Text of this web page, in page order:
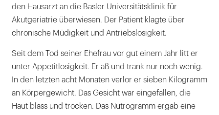
den Hausarzt an die Basler Universitätsklinik für
Akutgeriatrie überwiesen. Der Patient klagte über
chronische Müdigkeit und Antriebslosigkeit.
Seit dem Tod seiner Ehefrau vor gut einem Jahr litt er
unter Appetitlosigkeit. Er aß und trank nur noch wenig.
In den letzten acht Monaten verlor er sieben Kilogramm
an Körpergewicht. Das Gesicht war eingefallen, die
Haut blass und trocken. Das Nutrogramm ergab eine